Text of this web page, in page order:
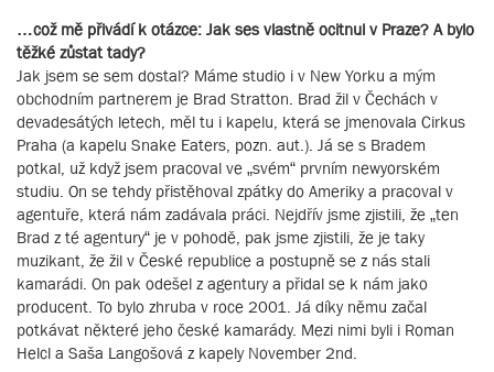
…což mě přivádí k otázce: Jak ses vlastně ocitnul v Praze? A bylo
těžké zůstat tady?
Jak jsem se sem dostal? Máme studio i v New Yorku a mým
obchodním partnerem je Brad Stratton. Brad žil v Čechách v
devadesátých letech, měl tu i kapelu, která se jmenovala Cirkus
Praha (a kapelu Snake Eaters, pozn. aut.). Já se s Bradem
potkal, už když jsem pracoval ve „svém“ prvním newyorském
studiu. On se tehdy přistěhoval zpátky do Ameriky a pracoval v
agentuře, která nám zadávala práci. Nejdřív jsme zjistili, že „ten
Brad z té agentury“ je v pohodě, pak jsme zjistili, že je taky
muzikant, že žil v České republice a postupně se z nás stali
kamarádi. On pak odešel z agentury a přidal se k nám jako
producent. To bylo zhruba v roce 2001. Já díky němu začal
potkávat některé jeho české kamarády. Mezi nimi byli i Roman
Helcl a Saša Langošová z kapely November 2nd.